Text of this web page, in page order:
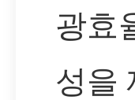
광효
성을